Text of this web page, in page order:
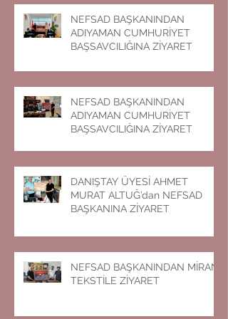
NEFSAD BAŞKANINDAN
ADIYAMAN CUMHURİYET
BAŞSAVCILIĞINA ZİYARET
NEFSAD BAŞKANINDAN
ADIYAMAN CUMHURİYET
BAŞSAVCILIĞINA ZİYARET
DANIŞTAY ÜYESİ AHMET
MURAT ALTUĞ’dan NEFSAD
BAŞKANINA ZİYARET
NEFSAD BAŞKANINDAN MİRAN
TEKSTİLE ZİYARET